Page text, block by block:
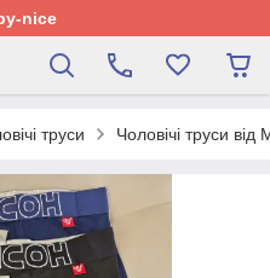
nice
труси Чоловічі труси